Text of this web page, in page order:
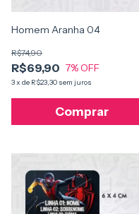
Homem Aranha 04
R$69,90
R$74,90
7% OFF
3x de R$23,30 sem juros
Comprar